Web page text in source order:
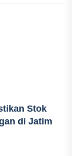
Stok
di Jatim